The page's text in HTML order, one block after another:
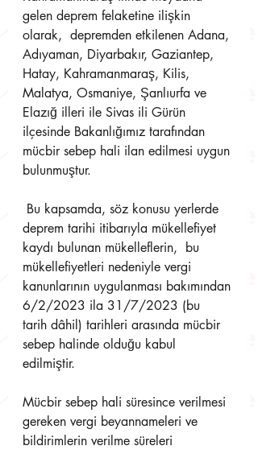
gelen deprem felaketine ilişkin
olarak,  depremden etkilenen Adana,
Adıyaman, Diyarbakır, Gaziantep,
Hatay, Kahramanmaraş, Kilis,
Malatya, Osmaniye, Şanlıurfa ve
Elazığ illeri ile Sivas ili Gürün
ilçesinde Bakanlığımız tarafından
mücbir sebep hali ilan edilmesi uygun
bulunmuştur.
deprem tarihi itibarıyla mükellefiyet
kaydı bulunan mükelleflerin,  bu
mükellefiyetleri nedeniyle vergi
kanunlarının uygulanması bakımından
6/2/2023 ila 31/7/2023 (bu
tarih dâhil) tarihleri arasında mücbir
sebep halinde olduğu kabul
edilmiştir.
Mücbir sebep hali süresince verilmesi
gereken vergi beyannameleri ve
bildirimlerin verilme süreleri